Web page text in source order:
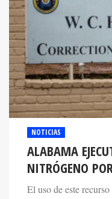
NOTICIAS
ALABAMA
NITRÓGENO
El uso de este